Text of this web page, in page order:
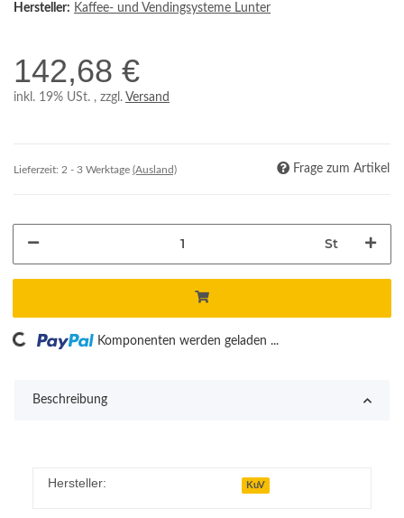
Hersteller: Kaffee- und Vendingsysteme Lunter
142,68 €
inkl. 19% USt. , zzgl. Versand
Lieferzeit: 2 - 3 Werktage (Ausland) Frage zum Artikel
St
Loading... Komponenten werden geladen ...
Beschreibung
Hersteller: KuV